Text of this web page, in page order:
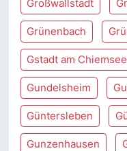
Großwallstadt
Grünenbach
Gstadt am Chiemsee
Gundelsheim
Güntersleben
Gunzenhausen